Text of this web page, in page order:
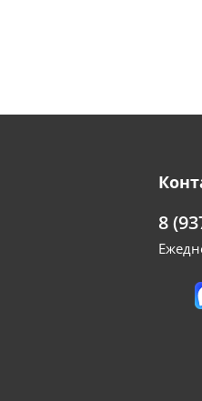
8